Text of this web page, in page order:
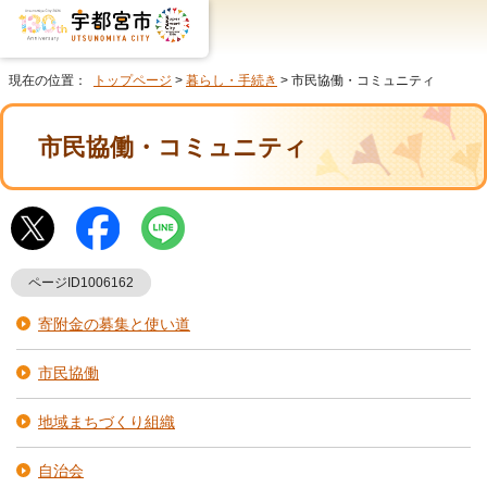
現在の位置： トップページ > 暮らし・手続き > 市民協働・コミュニティ
市民協働・コミュニティ
ページID1006162
寄附金の募集と使い道
市民協働
地域まちづくり組織
自治会